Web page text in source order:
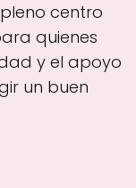
pleno centro
quienes
y el apoyo
un buen